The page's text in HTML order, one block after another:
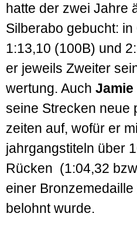
hatte der zwei Jahre
Silber­abo gebucht:
1:13,10 (100B) und
er jeweils Zweiter
wertung. Auch Jamie
seine Strecken
zeiten auf, wofür er
jahrgangs­titeln über
Rücken (1:04,32
einer
belohnt wurde.